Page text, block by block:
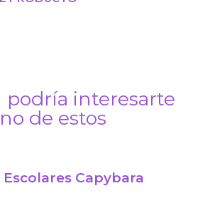
podría interesarte
de estos
Capybara